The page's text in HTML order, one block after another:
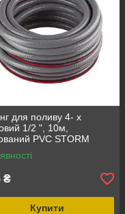
для поливу 4- х
1/2 ", 10м,
PVC STORM
GE-4151
₴
Купити